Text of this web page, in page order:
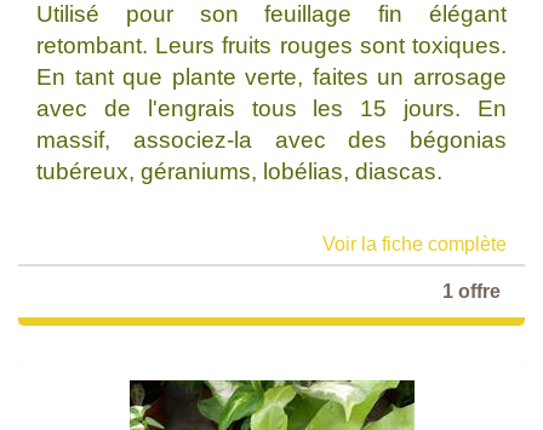
Utilisé pour son feuillage fin élégant
retombant. Leurs fruits rouges sont toxiques.
En tant que plante verte, faites un arrosage
avec de l'engrais tous les 15 jours. En
massif, associez-la avec des bégonias
tubéreux, géraniums, lobélias, diascas.
Voir la fiche complète
1 offre